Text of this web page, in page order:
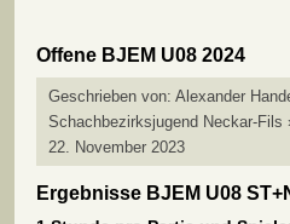
Offene BJEM U08 2024
Geschrieben von: Alexander
Schachbezirksjugend Neckar-Fils
22. November 2023
Ergebnisse BJEM U08